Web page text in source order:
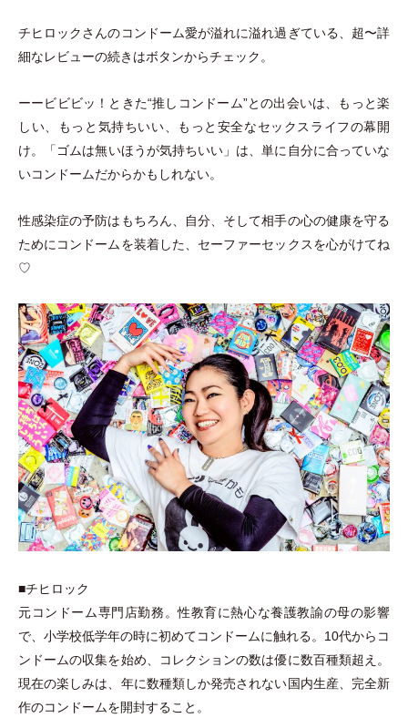
チヒロックさんのコンドーム愛が溢れに溢れ過ぎている、超〜詳
細なレビューの続きはボタンからチェック。
ーービビビッ！ときた“推しコンドーム”との出会いは、もっと楽
しい、もっと気持ちいい、もっと安全なセックスライフの幕開
け。
「 ゴムは無いほうが気持ちいい 」 は、単に自分に合っていな
いコンドームだからかもしれない。
性感染症の予防はもちろん、自分、そして相手の心の健康を守る
ためにコンドームを装着した、セーファーセックスを心がけてね
♡
■チヒロック
元コンドーム専門店勤務。性教育に熱心な養護教諭の母の影響
で、小学校低学年の時に初めてコンドームに触れる。10代からコ
ンドームの収集を始め、コレクションの数は優に数百種類超え。
現在の楽しみは、年に数種類しか発売されない国内生産、完全新
作のコンドームを開封すること。